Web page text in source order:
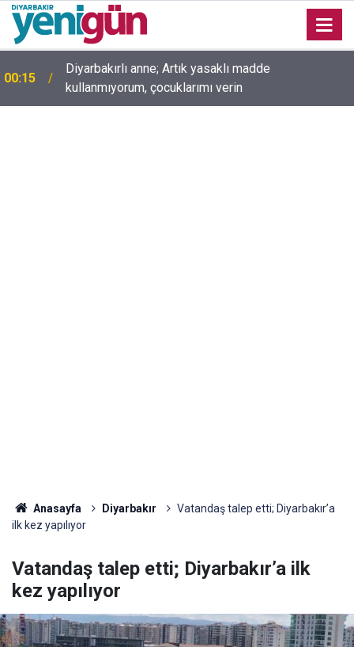
00:05 Mesut Çokur yazdı; Gelecek Yolda mı Kaldı?
Anasayfa Diyarbakır
Vatandaş talep etti; Diyarbakır’a
ilk kez yapılıyor
Vatandaş talep etti; Diyarbakır’a ilk
kez yapılıyor